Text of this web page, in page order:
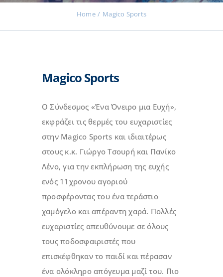
Προϊόντα
Επικοινωνία
Εισφορές
Home Magico Sports
Magico Sports
Ο Σύνδεσμος «Ένα Όνειρο μια Ευχή»,
εκφράζει τις θερμές του ευχαριστίες
στην Magico Sports και ιδιαιτέρως
στους κ.κ. Γιώργο Τσουρή και Πανίκο
Λένο, για την εκπλήρωση της ευχής
ενός 11χρονου αγοριού
προσφέροντας του ένα τεράστιο
χαμόγελο και απέραντη χαρά. Πολλές
ευχαριστίες απευθύνουμε σε όλους
τους ποδοσφαιριστές που
επισκέφθηκαν το παιδί και πέρασαν
ένα ολόκληρο απόγευμα μαζί του. Πιο